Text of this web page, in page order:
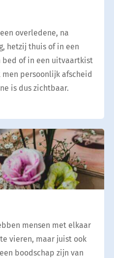
overledene, na
hetzij thuis of in een
of in een uitvaartkist
persoonlijk afscheid
is dus zichtbaar.
mensen met elkaar
vieren, maar juist ook
boodschap zijn van